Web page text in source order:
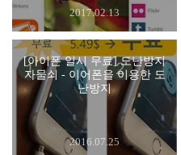
2017.02.13
[아이폰 일시 무료] 도난방지
자물쇠 - 이어폰을 이용한 도
난방지
2016.07.25